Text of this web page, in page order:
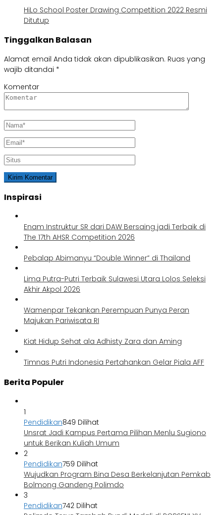
HiLo School Poster Drawing Competition 2022 Resmi
Ditutup
Tinggalkan Balasan
Alamat email Anda tidak akan dipublikasikan. Ruas yang
wajib ditandai *
Komentar
Inspirasi
Enam Instruktur SR dari DAW Bersaing jadi Terbaik di
The 17th AHSR Competition 2026
Pebalap Abimanyu “Double Winner” di Thailand
Lima Putra-Putri Terbaik Sulawesi Utara Lolos Seleksi
Akhir Akpol 2026
Wamenpar Tekankan Perempuan Punya Peran
Majukan Pariwisata RI
Kiat Hidup Sehat ala Adhisty Zara dan Aming
Timnas Putri Indonesia Pertahankan Gelar Piala AFF
Berita Populer
1
Pendidikan849 Dilihat
Unsrat Jadi Kampus Pertama Pilihan Menlu Sugiono
untuk Berikan Kuliah Umum
2
Pendidikan759 Dilihat
Wujudkan Program Bina Desa Berkelanjutan Pemkab
Bolmong Gandeng Polimdo
3
Pendidikan742 Dilihat